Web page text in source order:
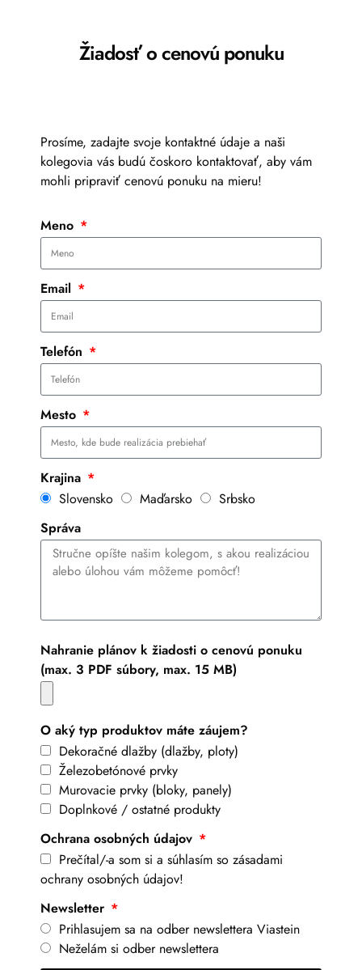
Žiadosť o cenovú ponuku
Prosíme, zadajte svoje kontaktné údaje a naši
kolegovia vás budú čoskoro kontaktovať, aby vám
mohli pripraviť cenovú ponuku na mieru!
Meno
Email
Telefón
Mesto
Krajina
Slovensko
Maďarsko
Srbsko
Správa
Nahranie plánov k žiadosti o cenovú ponuku
(max. 3 PDF súbory, max. 15 MB)
O aký typ produktov máte záujem?
Dekoračné dlažby (dlažby, ploty)
Železobetónové prvky
Murovacie prvky (bloky, panely)
Doplnkové / ostatné produkty
Ochrana osobných údajov
Prečítal/-a som si a súhlasím so zásadami
ochrany osobných údajov!
Newsletter
Prihlasujem sa na odber newslettera Viastein
Neželám si odber newslettera